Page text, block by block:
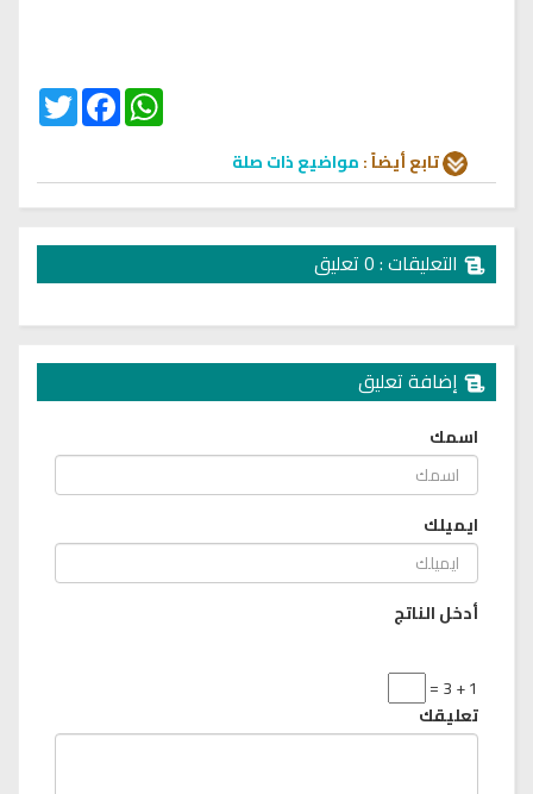
Twitter
FacebookWhatsApp
تابع أيضاً :مواضيع ذات صلة
التعليقات : 0 تعليق
إضافة تعليق
اسمك
ايميلك
أدخل الناتج
1 + 3 =
تعليقك